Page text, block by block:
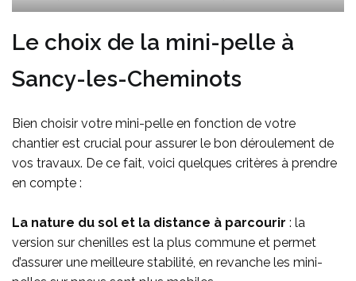
Le choix de la mini-pelle à
Sancy-les-Cheminots
Bien choisir votre mini-pelle en fonction de votre
chantier est crucial pour assurer le bon déroulement de
vos travaux. De ce fait, voici quelques critères à prendre
en compte :
La nature du sol et la distance à parcourir : la
version sur chenilles est la plus commune et permet
d’assurer une meilleure stabilité, en revanche les mini-